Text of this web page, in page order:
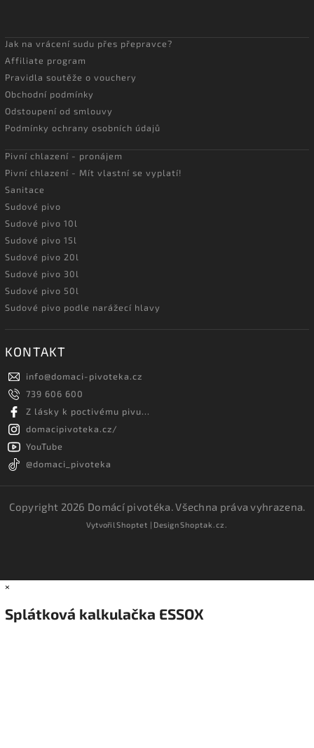
Jak na vrácení sudu přes přepravce?
Affiliate program
Pravidla soutěže o vouchery
Obchodní podmínky
Odstoupení od smlouvy
Podmínky ochrany osobních údajů
Pivní chlazení - pronájem
Pivní chlazení - Mít vlastní se vyplatí!
Sanitace
Sudové pivo
Sudové pivo 10l
Sudové pivo 15l
Sudové pivo 20l
Sudové pivo 30l
Sudové pivo 50l
Sudové pivo podle narážecí hlavy
KONTAKT
info@domaci-pivoteka.cz
739 606 600
Z lásky k poctivému pivu...
domacipivoteka.cz/
YouTube
@domaci_pivoteka
Copyright 2026 Domácí pivotéka. Všechna práva vyhrazena.
VytvořilShoptet | DesignShoptak.cz.
×
Splátková kalkulačka ESSOX